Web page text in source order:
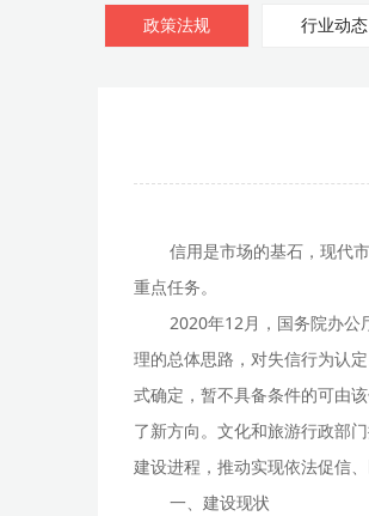
政策法规 行业动态
信用是市场的基石，现代
重点任务。
2020年12月，国务院办公
理的总体思路，对失信行为认
式确定，暂不具备条件的可由
了新方向。文化和旅游行政部
建设进程，推动实现依法促信、
一、建设现状